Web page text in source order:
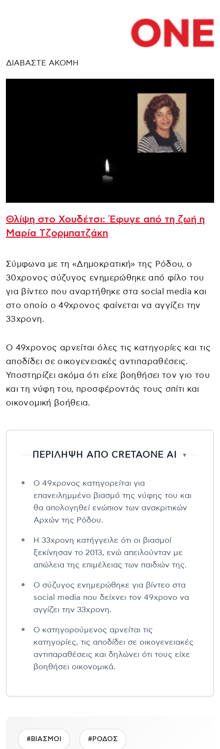
ΔΙΑΒΑΣΤΕ ΑΚΟΜΗ
Θλίψη στο Χουδέτσι: Έφυγε από τη ζωή η
Μαρία Τζορμπατζάκη
Σύμφωνα με τη «Δημοκρατική» της Ρόδου, ο
30χρονος σύζυγος ενημερώθηκε από φίλο του
για βίντεο που αναρτήθηκε στα social media και
στο οποίο ο 49χρονος φαίνεται να αγγίζει την
33χρονη.
Ο 49χρονος αρνείται όλες τις κατηγορίες και τις
αποδίδει σε οικογενειακές αντιπαραθέσεις.
Υποστηρίζει ακόμα ότι είχε βοηθήσει τον γιο του
και τη νύφη του, προσφέροντάς τους σπίτι και
οικονομική βοήθεια.
ΠΕΡΙΛΗΨΗ ΑΠΟ CRETAONE AI ▼
Ο 49χρονος κατηγορείται για
επανειλημμένο βιασμό της νύφης του και
θα απολογηθεί ενώπιον των ανακριτικών
Αρχών της Ρόδου.
Η 33χρονη κατήγγειλε ότι οι βιασμοί
ξεκίνησαν το 2013, ενώ απειλούνταν με
απώλεια της επιμέλειας των παιδιών της.
Ο σύζυγος ενημερώθηκε για βίντεο στα
social media που δείχνει τον 49χρονο να
αγγίζει την 33χρονη.
Ο κατηγορούμενος αρνείται τις
κατηγορίες, τις αποδίδει σε οικογενειακές
αντιπαραθέσεις και δηλώνει ότι τους είχε
βοηθήσει οικονομικά.
#ΒΙΑΣΜΟΙ #ΡΟΔΟΣ